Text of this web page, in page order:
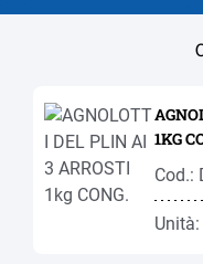
1KG
Cod.:
Unità: